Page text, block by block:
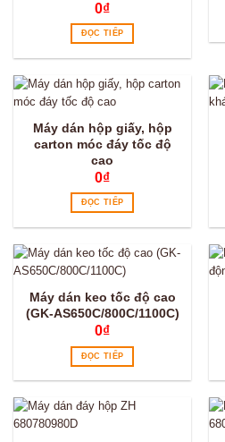
0₫
ĐỌC TIẾP
Máy dán hộp giấy, hộp
carton móc đáy tốc độ
cao
0₫
ĐỌC TIẾP
Máy dán keo tốc độ cao
(GK-AS650C/800C/1100C)
0₫
ĐỌC TIẾP